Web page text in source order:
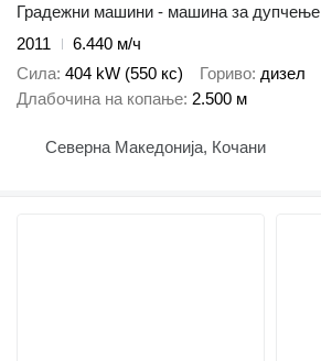
Градежни машини - машина за дупчење
2011
6.440 м/ч
Сила 404 kW (550 кс) Гориво дизел
Длабочина на копање 2.500 м
Северна Македонија, Кочани